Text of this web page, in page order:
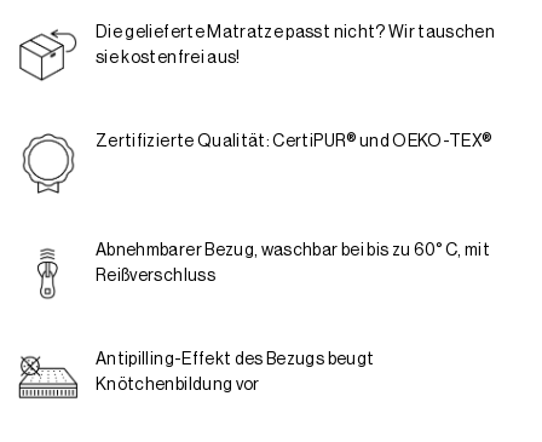
Die gelieferte Matratze passt nicht? Wir tauschen
sie kostenfrei aus!
Zertifizierte Qualität: CertiPUR® und OEKO-TEX®
Abnehmbarer Bezug, waschbar bei bis zu 60° C, mit
Reißverschluss
Antipilling-Effekt des Bezugs beugt
Knötchenbildung vor